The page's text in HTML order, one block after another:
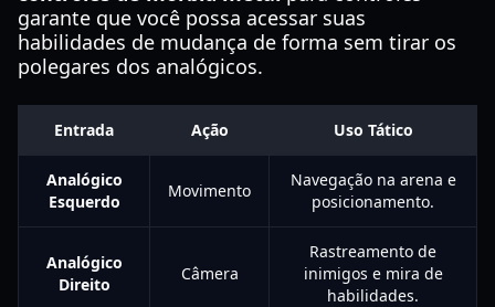
garante que você possa acessar suas
habilidades de mudança de forma sem tirar os
polegares dos analógicos.
Entrada Ação Uso Tático
Analógico
Esquerdo
Movimento
Navegação na arena e
posicionamento.
Analógico
Direito
Câmera
Rastreamento de
inimigos e mira de
habilidades.